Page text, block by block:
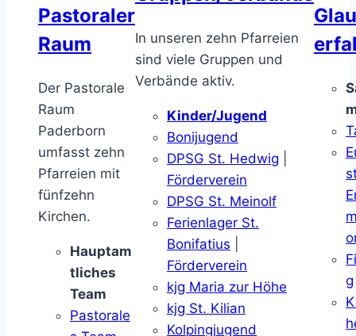
Pastoraler
Raum
Der Pastorale
Raum
Paderborn
umfasst zehn
Pfarreien mit
fünfzehn
Kirchen.
Hauptam
tliches
Team
Pastorale
In unseren zehn Pfarreien
sind viele Gruppen und
Verbände aktiv.
Kinder/Jugend
Bonijugend
DPSG St. Hedwig
Förderverein
DPSG St. Meinolf
Ferienlager St.
Bonifatius
Förderverein
kjg Maria zur Höhe
kjg St. Kilian
Kolpingjugend
g